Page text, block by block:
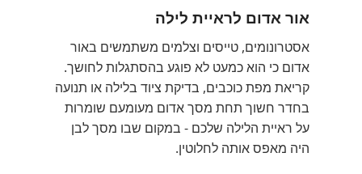
אור אדום לראיית לילה
אסטרונומים, טייסים וצלמים משתמשים באור
אדום כי הוא כמעט לא פוגע בהסתגלות לחושך.
קריאת מפת כוכבים, בדיקת ציוד בלילה או תנועה
בחדר חשוך תחת מסך אדום מעומעם שומרות
על ראיית הלילה שלכם - במקום שבו מסך לבן
היה מאפס אותה לחלוטין.